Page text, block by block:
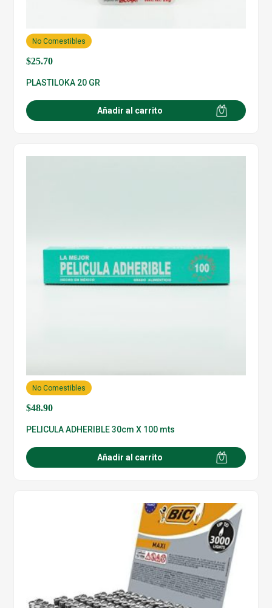
$25.70
No Comestibles
PLASTILOKA 20 GR
Añadir al carrito
$48.90
No Comestibles
PELICULA ADHERIBLE 30cm X 100 mts
Añadir al carrito